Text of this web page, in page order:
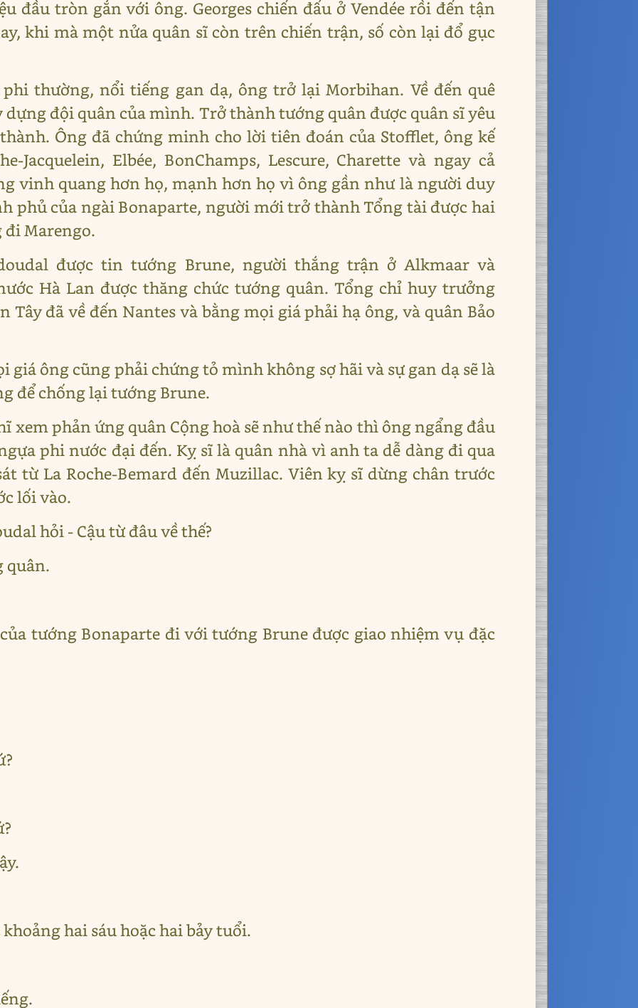
đầu tròn gắn với ông. Georges chiến đấu ở Vendée rồi đến tận
khi mà một nửa quân sĩ còn trên chiến trận, số còn lại đổ gục
phi thường, nổi tiếng gan dạ, ông trở lại Morbihan. Về đến quê
dựng đội quân của mình. Trở thành tướng quân được quân sĩ yêu
Ông đã chứng minh cho lời tiên đoán của Stofflet, ông kế
Jacquelein, Elbée, BonChamps, Lescure, Charette và ngay cả
vinh quang hơn họ, mạnh hơn họ vì ông gần như là người duy
phủ của ngài Bonaparte, người mới trở thành Tổng tài được hai
đi Marengo.
được tin tướng Brune, người thắng trận ở Alkmaar và
Hà Lan được thăng chức tướng quân. Tổng chỉ huy trưởng
Tây đã về đến Nantes và bằng mọi giá phải hạ ông, và quân Bảo
giá ông cũng phải chứng tỏ mình không sợ hãi và sự gan dạ sẽ là
để chống lại tướng Brune.
xem phản ứng quân Cộng hoà sẽ như thế nào thì ông ngẩng đầu
phi nước đại đến. Kỵ sĩ là quân nhà vì anh ta dễ dàng đi qua
từ La Roche-Bemard đến Muzillac. Viên kỵ sĩ dừng chân trước
lối vào.
hỏi - Cậu từ đâu về thế?
quân.
tướng Bonaparte đi với tướng Brune được giao nhiệm vụ đặc
hai sáu hoặc hai bảy tuổi.